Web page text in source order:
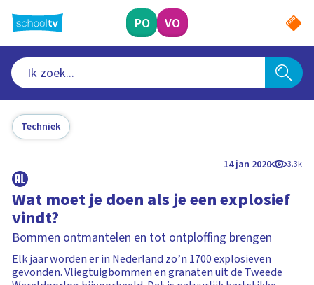
naar
hoofdinhoud
PO VO
Techniek
14 jan 2020 3.3k
Wat moet je doen als je een explosief
vindt?
Bommen ontmantelen en tot ontploffing brengen
Elk jaar worden er in Nederland zo’n 1700 explosieven
gevonden. Vliegtuigbommen en granaten uit de Tweede